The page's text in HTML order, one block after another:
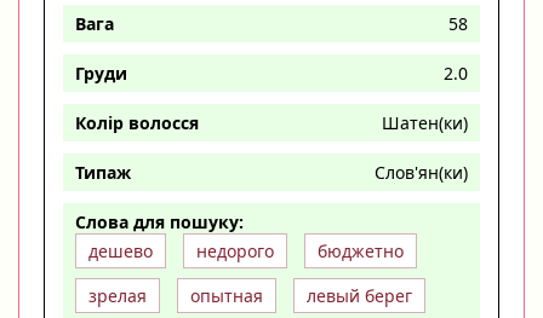
Вага 58
Груди 2.0
Колір волосся Шатен(ки)
Типаж Слов'ян(ки)
Слова для пошуку:
дешево
недорого
бюджетно
зрелая
опытная
левый берег